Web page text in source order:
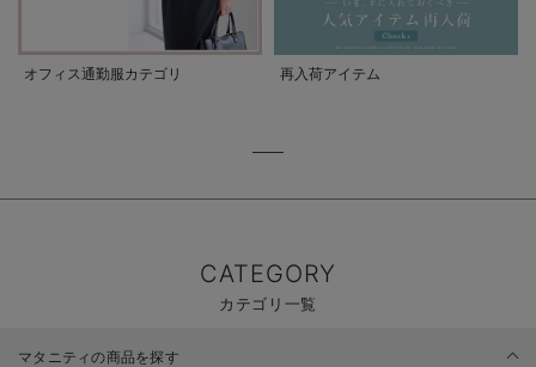
オフィス通勤服カテゴリ 再入荷アイテム
CATEGORY
カテゴリ一覧
マタニティの商品を探す